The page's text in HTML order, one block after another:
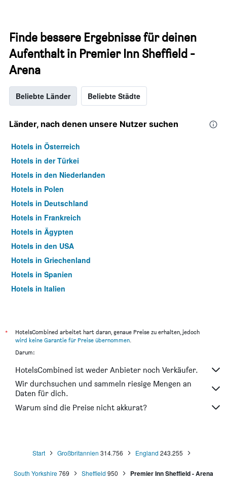
Finde bessere Ergebnisse für deinen
Aufenthalt in Premier Inn Sheffield -
Arena
Beliebte Länder Beliebte Städte
Länder, nach denen unsere Nutzer suchen
Hotels in Österreich
Hotels in der Türkei
Hotels in den Niederlanden
Hotels in Polen
Hotels in Deutschland
Hotels in Frankreich
Hotels in Ägypten
Hotels in den USA
Hotels in Griechenland
Hotels in Spanien
Hotels in Italien
*
HotelsCombined arbeitet hart daran, genaue Preise zu erhalten, jedoch
wird keine Garantie für Preise übernommen.
Darum:
HotelsCombined ist weder Anbieter noch Verkäufer.
Wir durchsuchen und sammeln riesige Mengen an
Daten für dich.
Warum sind die Preise nicht akkurat?
Start Großbritannien 314.756 England 243.255
South Yorkshire769 Sheffield 950 Premier Inn Sheffield - Arena